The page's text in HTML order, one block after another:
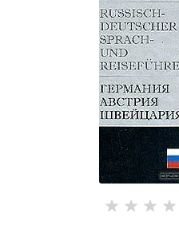
обсуждаемые